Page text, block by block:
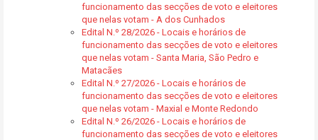
funcionamento das secções de voto e eleitores
que nelas votam - A dos Cunhados
Edital N.º 28/2026 - Locais e horários de
funcionamento das secções de voto e eleitores
que nelas votam - Santa Maria, São Pedro e
Matacães
Edital N.º 27/2026 - Locais e horários de
funcionamento das secções de voto e eleitores
que nelas votam - Maxial e Monte Redondo
Edital N.º 26/2026 - Locais e horários de
funcionamento das secções de voto e eleitores